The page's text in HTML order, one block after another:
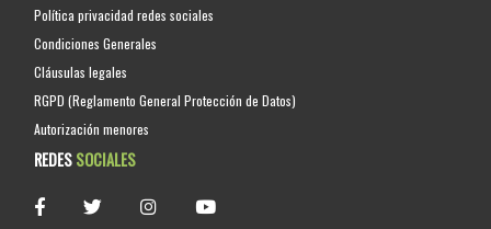
Política privacidad redes sociales
Condiciones Generales
Cláusulas legales
RGPD (Reglamento General Protección de Datos)
Autorización menores
REDESSOCIALES